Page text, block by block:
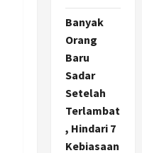
Banyak
Orang
Baru
Sadar
Setelah
Terlambat
, Hindari 7
Kebiasaan